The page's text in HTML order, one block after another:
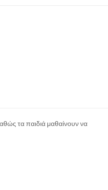
τα παιδιά μαθαίνουν να